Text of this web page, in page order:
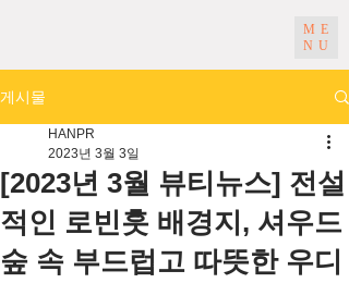
ME
NU
게시물
[2023년 3월 뷰티뉴스] 전설
적인 로빈훗 배경지, 셔우드
숲 속 부드럽고 따뜻한 우디
HANPR
2023년 3월 3일